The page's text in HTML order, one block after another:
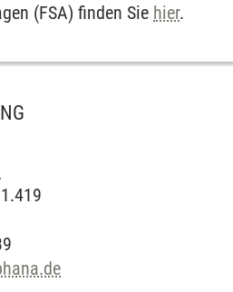
(FSA) finden Sie hier.